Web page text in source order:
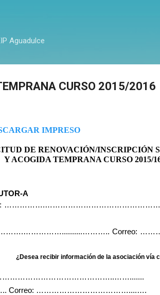
Aguadulce
CURSO 2015/2016
IMPRESO
DE RENOVACIÓN/INSCRIPCIÓN
Y ACOGIDA TEMPRANA CURSO 2015/
A
Correo:
¿Desea recibir información de la asociación vía
………………………………....….